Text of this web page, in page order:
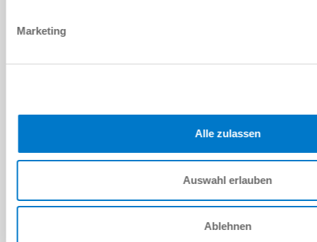
Marketing
Alle zulassen
Auswahl erlauben
Ablehnen